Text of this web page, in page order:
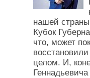
нашей
Кубок
что, может
целом. И,